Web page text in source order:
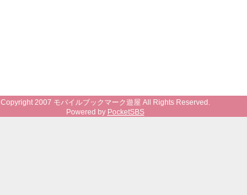
Copyright 2007 モバイルブックマーク遊屋 All Rights Reserved.
Powered by PocketSBS